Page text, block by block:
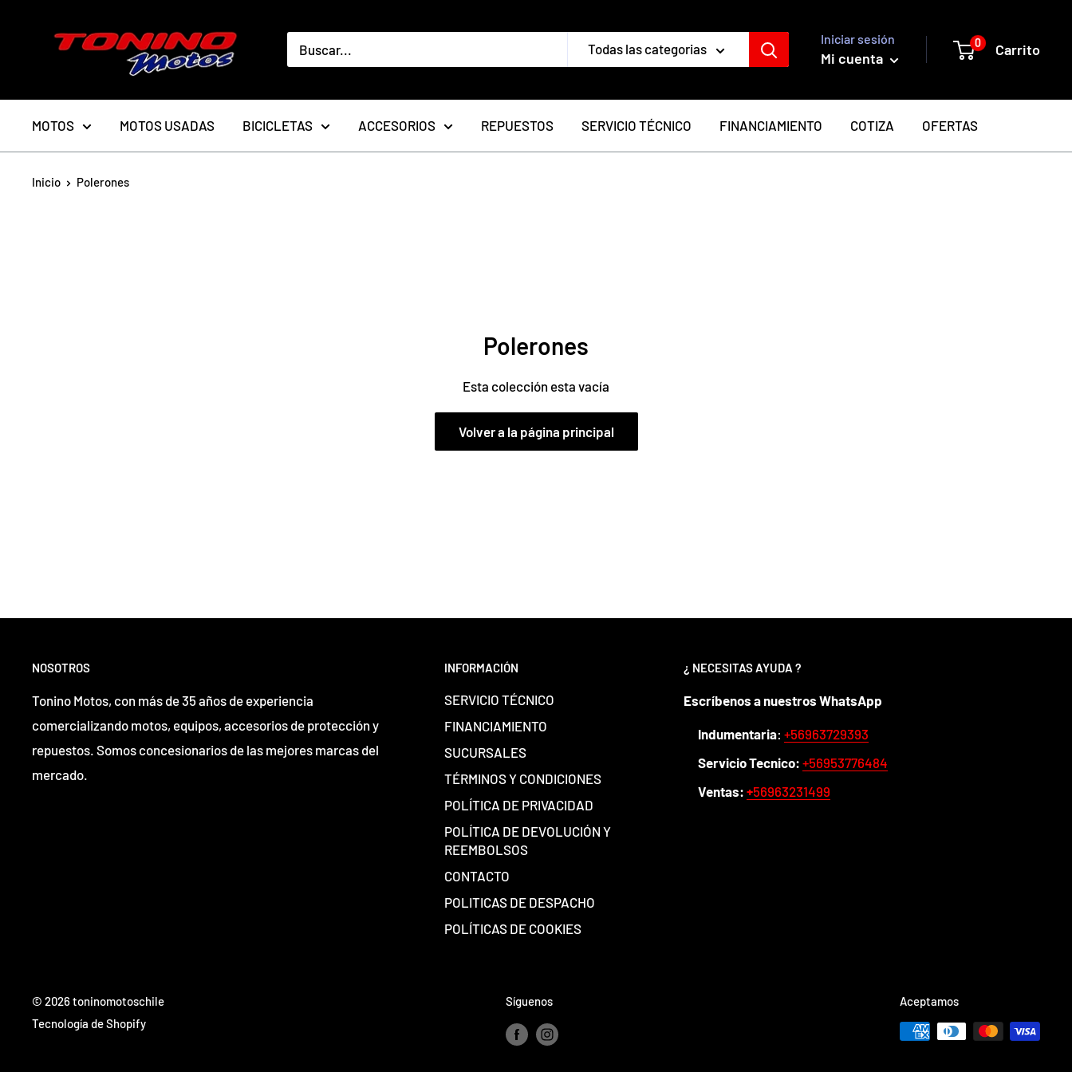
directamente
Todas las categorias
Iniciar sesión
Mi cuenta
0 Carrito
MOTOS MOTOS USADAS BICICLETAS ACCESORIOS REPUESTOS SERVICIO TÉCNICO FINANCIAMIENTO COTIZA OFERTAS
Inicio Polerones
Polerones
Esta colección esta vacía
Volver a la página principal
NOSOTROS
Tonino Motos, con más de 35 años de experiencia
comercializando motos, equipos, accesorios de protección y
repuestos. Somos concesionarios de las mejores marcas del
mercado.
INFORMACIÓN
SERVICIO TÉCNICO
FINANCIAMIENTO
SUCURSALES
TÉRMINOS Y CONDICIONES
POLÍTICA DE PRIVACIDAD
POLÍTICA DE DEVOLUCIÓN Y
REEMBOLSOS
CONTACTO
POLITICAS DE DESPACHO
POLÍTICAS DE COOKIES
¿ NECESITAS AYUDA ?
Escríbenos a nuestros WhatsApp
Indumentaria: +56963729393
Servicio Tecnico: +56953776484
Ventas: +56963231499
© 2026 toninomotoschile
Tecnología de Shopify
Síguenos Aceptamos